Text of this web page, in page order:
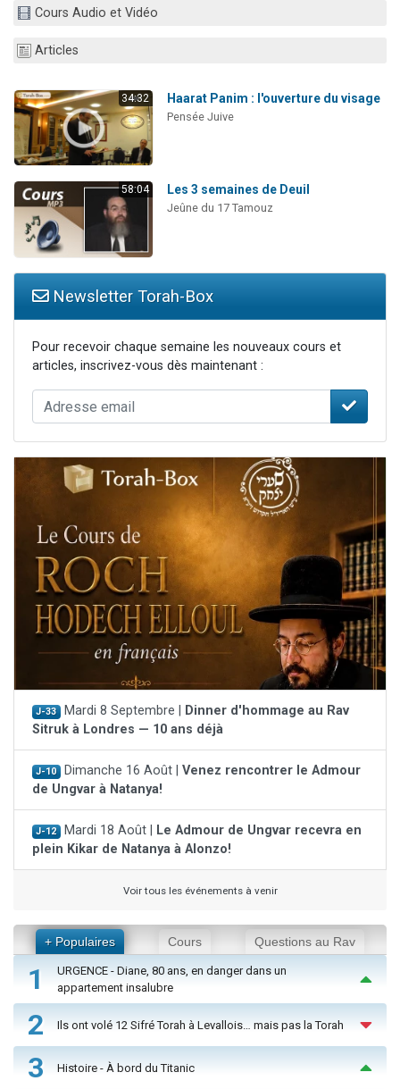
Ariel vient de donner son Maasser
6 personnes viennent de faire un don pour 5 enfants déjà orphelins risquent de perdre leur maman
Cours Audio et Vidéo
Articles
34:32 Haarat Panim : l'ouverture du visage
Pensée Juive
58:04 Les 3 semaines de Deuil
Jeûne du 17 Tamouz
Newsletter Torah-Box
Pour recevoir chaque semaine les nouveaux cours et
articles, inscrivez-vous dès maintenant :
J-33 Mardi 8 Septembre |
Dinner d'hommage au Rav
Sitruk à Londres — 10 ans déjà
J-10 Dimanche 16 Août | Venez rencontrer le Admour
de Ungvar à Natanya!
J-12 Mardi 18 Août |
Le Admour de Ungvar recevra en
plein Kikar de Natanya à Alonzo!
Voir tous les événements à venir
+ Populaires Cours Questions au Rav
1
URGENCE - Diane, 80 ans, en danger dans un
appartement insalubre
2 Ils ont volé 12 Sifré Torah à Levallois… mais pas la Torah
3 Histoire - À bord du Titanic